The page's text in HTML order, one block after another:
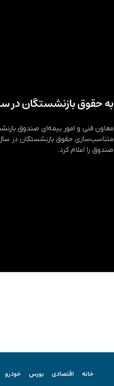
به حقوق بازنشستگان در سال ۱۴۰۴ چقدر اضافه
معاون فنی و امور بیمه‌ای صندوق
صندوق را اعلام کرد.
خانه اقتصادی بورس خودرو